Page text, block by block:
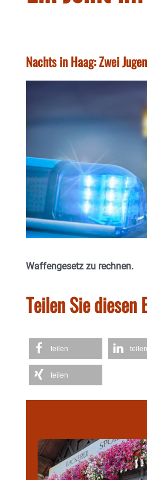
Nachts in Haag: Zwei
Waffengesetz zu rechnen.
Teilen Sie diesen
teilen teilen
teilen